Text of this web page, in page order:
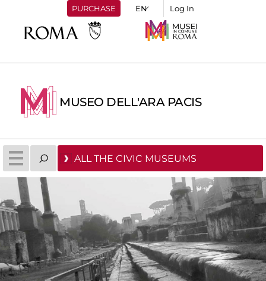
PURCHASE Log In
MUSEO DELL'ARA PACIS
ALL THE CIVIC MUSEUMS